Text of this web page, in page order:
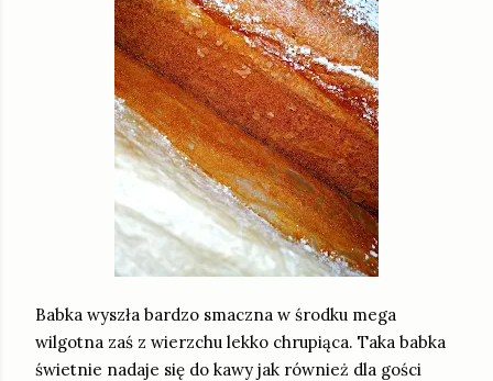
Babka wyszła bardzo smaczna w środku mega
wilgotna zaś z wierzchu lekko chrupiąca. Taka babka
świetnie nadaje się do kawy jak również dla gości